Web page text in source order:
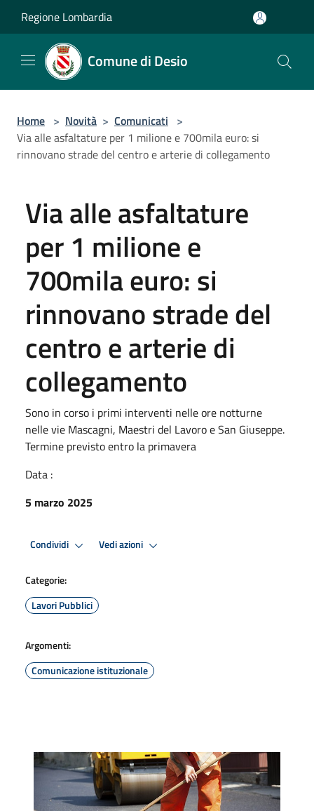
Regione Lombardia
Comune di Desio
Home > Novità > Comunicati >
Via alle asfaltature per 1 milione e 700mila euro: si
rinnovano strade del centro e arterie di collegamento
Via alle asfaltature
per 1 milione e
700mila euro: si
rinnovano strade del
centro e arterie di
collegamento
Sono in corso i primi interventi nelle ore notturne
nelle vie Mascagni, Maestri del Lavoro e San Giuseppe.
Termine previsto entro la primavera
Data :
5 marzo 2025
Condividi Vedi azioni
Categorie:
Lavori Pubblici
Argomenti:
Comunicazione istituzionale